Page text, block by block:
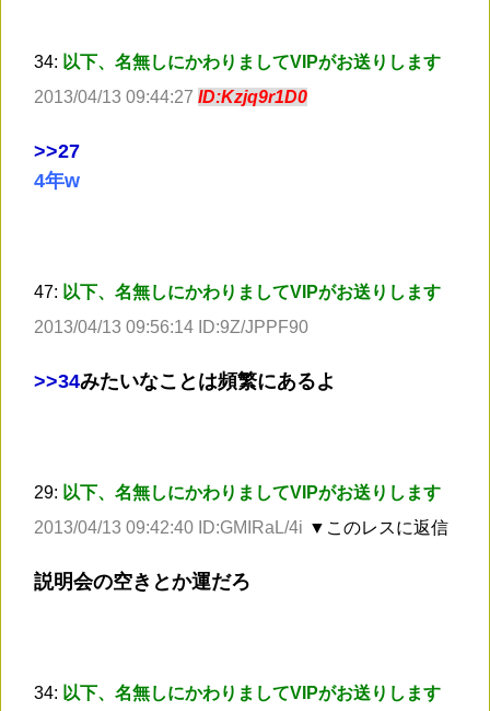
34: 以下、名無しにかわりましてVIPがお送りします
2013/04/13 09:44:27 ID:Kzjq9r1D0
>>27
4年w
47: 以下、名無しにかわりましてVIPがお送りします
2013/04/13 09:56:14 ID:9Z/JPPF90
>>34みたいなことは頻繁にあるよ
29: 以下、名無しにかわりましてVIPがお送りします
2013/04/13 09:42:40 ID:GMIRaL/4i ▼このレスに返信
説明会の空きとか運だろ
34: 以下、名無しにかわりましてVIPがお送りします